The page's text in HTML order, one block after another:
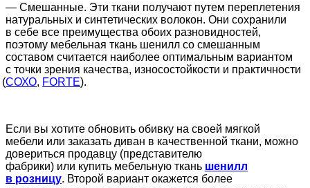
— Смешанные. Эти ткани получают путем переплетения
натуральных и синтетических волокон. Они сохранили
в себе все преимущества обоих разновидностей,
поэтому мебельная ткань шенилл со смешанным
составом считается наиболее оптимальным вариантом
с точки зрения качества, износостойкости и практичности
(СОХО, FORTE).
Если вы хотите обновить обивку на своей мягкой
мебели или заказать диван в качественной ткани, можно
довериться продавцу (представителю
фабрики) или купить мебельную ткань шенилл
в розницу. Второй вариант окажется более